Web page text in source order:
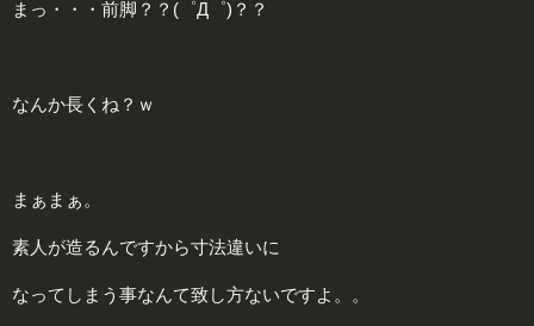
まっ・・・前脚？？(゜Д゜)？？
なんか長くね？ｗ
まぁまぁ。
素人が造るんですから寸法違いに
なってしまう事なんて致し方ないですよ。。